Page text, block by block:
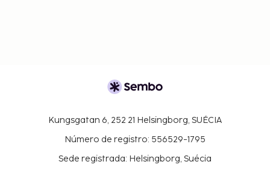
Kungsgatan 6, 252 21 Helsingborg, SUÉCIA
Número de registro: 556529-1795
Sede registrada: Helsingborg, Suécia